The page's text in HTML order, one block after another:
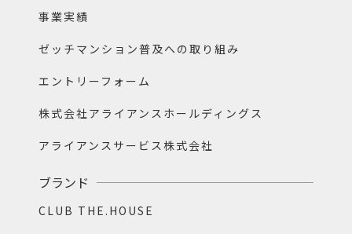
事業実績
ゼッチマンション普及への取り組み
エントリーフォーム
株式会社アライアンスホールディングス
アライアンスサービス株式会社
ブランド
CLUB THE.HOUSE